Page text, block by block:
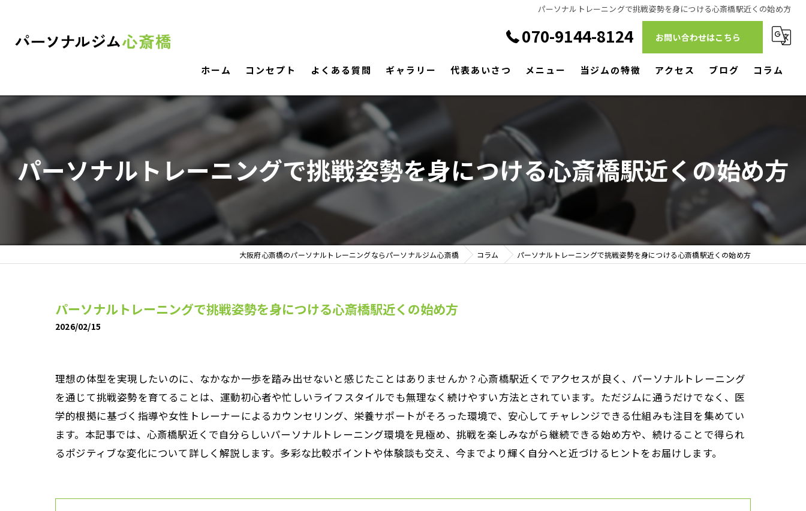
パーソナルトレーニングで挑戦姿勢を身につける心斎橋駅近くの始め方
070-9144-8124 お問い合わせはこちら
ホーム コンセプト よくある質問 ギャラリー 代表あいさつ メニュー 当ジムの特徴
リハビリ
駅近
アクセス ブログ コラム
パーソナルトレーニングで挑戦姿勢を身につける心斎橋駅近くの始め方
大阪府心斎橋のパーソナルトレーニングならパーソナルジム心斎橋 コラム パーソナルトレーニングで挑戦姿勢を身につける心斎橋駅近くの始め方
パーソナルトレーニングで挑戦姿勢を身につける心斎橋駅近くの始め方
2026/02/15
理想の体型を実現したいのに、なかなか一歩を踏み出せないと感じたことはありませんか？心斎橋駅近くでアクセスが良く、パーソナルトレーニング
を通じて挑戦姿勢を育てることは、運動初心者や忙しいライフスタイルでも無理なく続けやすい方法とされています。ただジムに通うだけでなく、医
学的根拠に基づく指導や女性トレーナーによるカウンセリング、栄養サポートがそろった環境で、安心してチャレンジできる仕組みも注目を集めてい
ます。本記事では、心斎橋駅近くで自分らしいパーソナルトレーニング環境を見極め、挑戦を楽しみながら継続できる始め方や、続けることで得られ
るポジティブな変化について詳しく解説します。多彩な比較ポイントや体験談も交え、今までより輝く自分へと近づけるヒントをお届けします。